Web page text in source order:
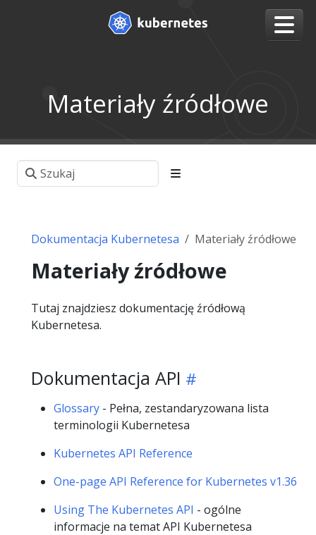
Materiały źródłowe
Dokumentacja Kubernetesa Materiały źródłowe
Materiały źródłowe
Tutaj znajdziesz dokumentację źródłową
Kubernetesa.
Dokumentacja API
Glossary - Pełna, zestandaryzowana lista
terminologii Kubernetesa
Kubernetes API Reference
One-page API Reference for Kubernetes v1.36
Using The Kubernetes API - ogólne
informacje na temat API Kubernetesa